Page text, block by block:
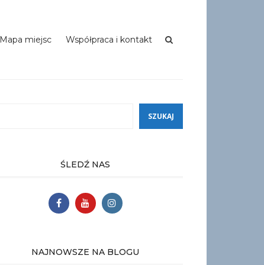
Mapa miejsc Współpraca i kontakt
SZUKAJ
ŚLEDŹ NAS
NAJNOWSZE NA BLOGU